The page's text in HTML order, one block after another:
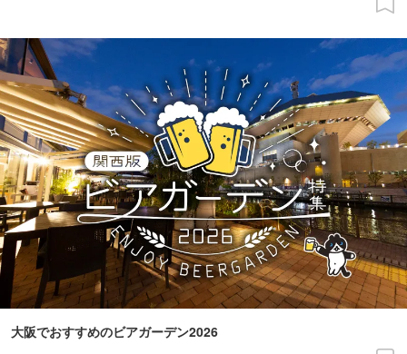
大阪でおすすめのビアガーデン2026